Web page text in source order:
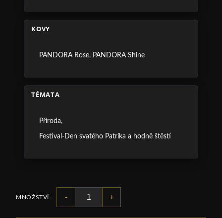
KOVY
PANDORA Rose, PANDORA Shine
TÉMATA
Příroda,
Festival-Den svatého Patrika a hodně štěstí
MNOŽSTVÍ - +